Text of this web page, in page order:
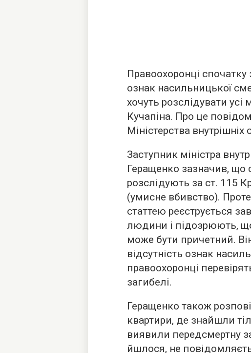
Правоохоронці
ознак насильницької
хочуть розслідувати усі
Кучапіна. Про це
Міністерства внутрішніх
Заступник міністра
Геращенко зазначив, що
розслідують за ст. 115
(умисне вбивство).
статтею реєструється
людини і підозрюють,
може бути причетний.
відсутність ознак
правоохоронці
загибелі.
Геращенко також
квартири, де знайшли
виявили передсмертну
йшлося, не